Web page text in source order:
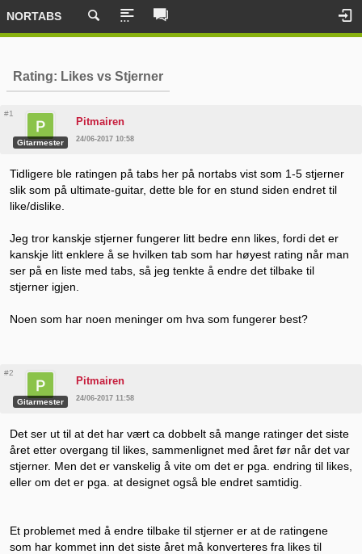
NORTABS
Rating: Likes vs Stjerner
#1
Gitarmester
Pitmairen
24/06-2017 10:58
Tidligere ble ratingen på tabs her på nortabs vist som 1-5 stjerner
slik som på ultimate-guitar, dette ble for en stund siden endret til
like/dislike.
Jeg tror kanskje stjerner fungerer litt bedre enn likes, fordi det er
kanskje litt enklere å se hvilken tab som har høyest rating når man
ser på en liste med tabs, så jeg tenkte å endre det tilbake til
stjerner igjen.
Noen som har noen meninger om hva som fungerer best?
#2
Gitarmester
Pitmairen
24/06-2017 11:58
Det ser ut til at det har vært ca dobbelt så mange ratinger det siste
året etter overgang til likes, sammenlignet med året før når det var
stjerner. Men det er vanskelig å vite om det er pga. endring til likes,
eller om det er pga. at designet også ble endret samtidig.
Et problemet med å endre tilbake til stjerner er at de ratingene
som har kommet inn det siste året må konverteres fra likes til